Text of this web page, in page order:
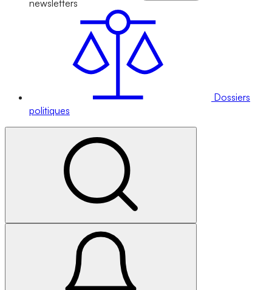
newsletters
Dossiers
politiques